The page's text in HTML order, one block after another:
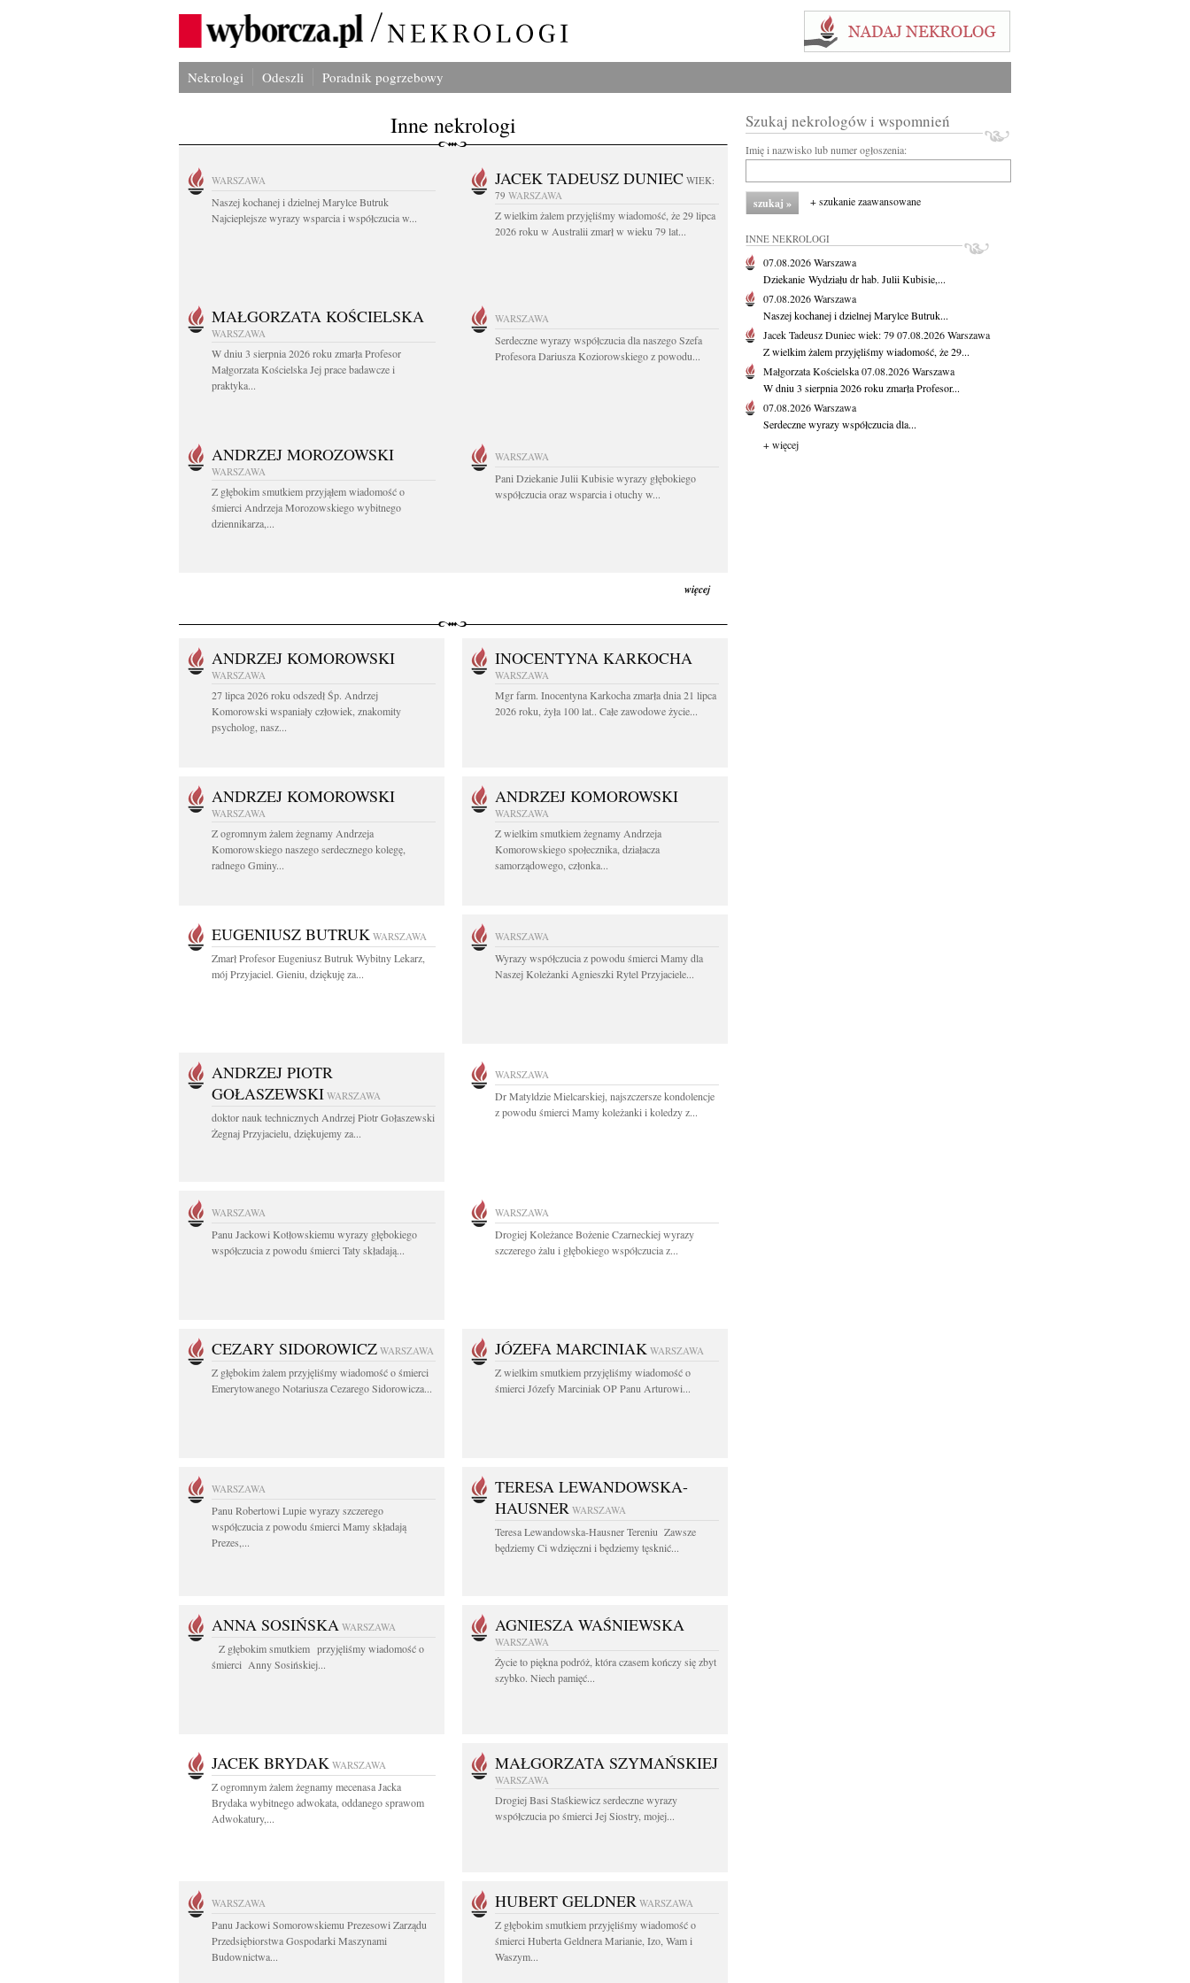
Nekrologi Odeszli Poradnik pogrzebowy
Inne nekrologi
WARSZAWA
Naszej kochanej i dzielnej Marylce Butruk
Najcieplejsze wyrazy wsparcia i współczucia w...
JACEK TADEUSZ DUNIEC WIEK:
79 WARSZAWA
Z wielkim żalem przyjęliśmy wiadomość, że 29 lipca
2026 roku w Australii zmarł w wieku 79 lat...
MAŁGORZATA KOŚCIELSKA
WARSZAWA
W dniu 3 sierpnia 2026 roku zmarła Profesor
Małgorzata Kościelska Jej prace badawcze i
praktyka...
WARSZAWA
Serdeczne wyrazy współczucia dla naszego Szefa
Profesora Dariusza Koziorowskiego z powodu...
ANDRZEJ MOROZOWSKI
WARSZAWA
Z głębokim smutkiem przyjąłem wiadomość o
śmierci Andrzeja Morozowskiego wybitnego
dziennikarza,...
WARSZAWA
Pani Dziekanie Julii Kubisie wyrazy głębokiego
współczucia oraz wsparcia i otuchy w...
więcej
ANDRZEJ KOMOROWSKI
WARSZAWA
27 lipca 2026 roku odszedł Śp. Andrzej
Komorowski wspaniały człowiek, znakomity
psycholog, nasz...
INOCENTYNA KARKOCHA
WARSZAWA
Mgr farm. Inocentyna Karkocha zmarła dnia 21 lipca
2026 roku, żyła 100 lat.. Całe zawodowe życie...
ANDRZEJ KOMOROWSKI
WARSZAWA
Z ogromnym żalem żegnamy Andrzeja
Komorowskiego naszego serdecznego kolegę,
radnego Gminy...
ANDRZEJ KOMOROWSKI
WARSZAWA
Z wielkim smutkiem żegnamy Andrzeja
Komorowskiego społecznika, działacza
samorządowego, członka...
EUGENIUSZ BUTRUK WARSZAWA
Zmarł Profesor Eugeniusz Butruk Wybitny Lekarz,
mój Przyjaciel. Gieniu, dziękuję za...
WARSZAWA
Wyrazy współczucia z powodu śmierci Mamy dla
Naszej Koleżanki Agnieszki Rytel Przyjaciele...
ANDRZEJ PIOTR
GOŁASZEWSKI WARSZAWA
doktor nauk technicznych Andrzej Piotr Gołaszewski
Żegnaj Przyjacielu, dziękujemy za...
WARSZAWA
Dr Matyldzie Mielcarskiej, najszczersze kondolencje
z powodu śmierci Mamy koleżanki i koledzy z...
WARSZAWA
Panu Jackowi Kotłowskiemu wyrazy głębokiego
współczucia z powodu śmierci Taty składają...
WARSZAWA
Drogiej Koleżance Bożenie Czarneckiej wyrazy
szczerego żalu i głębokiego współczucia z...
CEZARY SIDOROWICZ WARSZAWA
Z głębokim żalem przyjęliśmy wiadomość o śmierci
Emerytowanego Notariusza Cezarego Sidorowicza...
JÓZEFA MARCINIAK WARSZAWA
Z wielkim smutkiem przyjęliśmy wiadomość o
śmierci Józefy Marciniak OP Panu Arturowi...
WARSZAWA
Panu Robertowi Lupie wyrazy szczerego
współczucia z powodu śmierci Mamy składają
Prezes,...
TERESA LEWANDOWSKA-
HAUSNER WARSZAWA
Teresa Lewandowska-Hausner Tereniu Zawsze
będziemy Ci wdzięczni i będziemy tęsknić...
ANNA SOSIŃSKA WARSZAWA
Z głębokim smutkiem przyjęliśmy wiadomość o
śmierci Anny Sosińskiej...
AGNIESZA WAŚNIEWSKA
WARSZAWA
Życie to piękna podróż, która czasem kończy się zbyt
szybko. Niech pamięć...
JACEK BRYDAK WARSZAWA
Z ogromnym żalem żegnamy mecenasa Jacka
Brydaka wybitnego adwokata, oddanego sprawom
Adwokatury,...
MAŁGORZATA SZYMAŃSKIEJ
WARSZAWA
Drogiej Basi Staśkiewicz serdeczne wyrazy
współczucia po śmierci Jej Siostry, mojej...
WARSZAWA
Panu Jackowi Somorowskiemu Prezesowi Zarządu
Przedsiębiorstwa Gospodarki Maszynami
Budownictwa...
HUBERT GELDNER WARSZAWA
Z głębokim smutkiem przyjęliśmy wiadomość o
śmierci Huberta Geldnera Marianie, Izo, Wam i
Waszym...
Szukaj nekrologów i wspomnień
Imię i nazwisko lub numer ogłoszenia:
+ szukanie zaawansowane
INNE NEKROLOGI
07.08.2026Warszawa
Dziekanie Wydziału dr hab. Julii Kubisie,...
07.08.2026Warszawa
Naszej kochanej i dzielnej Marylce Butruk...
Jacek Tadeusz Duniecwiek: 7907.08.2026Warszawa
Z wielkim żalem przyjęliśmy wiadomość, że 29...
Małgorzata Kościelska07.08.2026Warszawa
W dniu 3 sierpnia 2026 roku zmarła Profesor...
07.08.2026Warszawa
Serdeczne wyrazy współczucia dla...
+ więcej